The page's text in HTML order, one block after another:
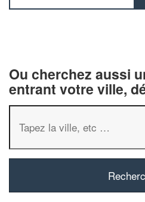
Ou cherchez aussi
entrant votre ville,
✕